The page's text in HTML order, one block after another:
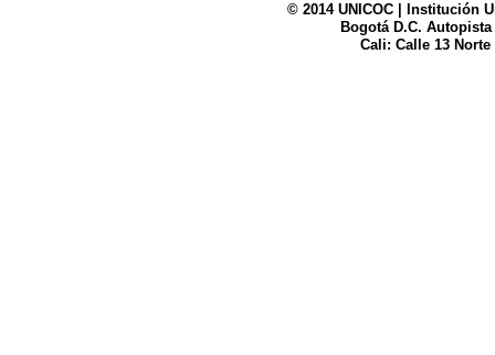
© 2014 UNICOC | Institución
Bogotá D.C. Autopista
Cali: Calle 13 Norte